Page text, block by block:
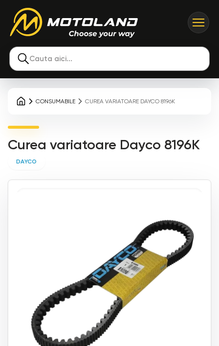
Cauta aici...
CONSUMABILE CUREA VARIATOARE DAYCO 8196K
Curea variatoare Dayco 8196K
DAYCO